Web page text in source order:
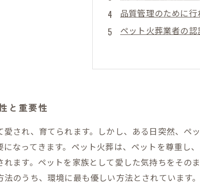
品質管理のために行
ペット火葬業者の
と重要性
愛され、育てられます。しかし、ある日突然、
になってきます。ペット火葬は、ペットを尊重
れます。ペットを家族として愛した気持ちをそ
法のうち、環境に最も優しい方法とされていま